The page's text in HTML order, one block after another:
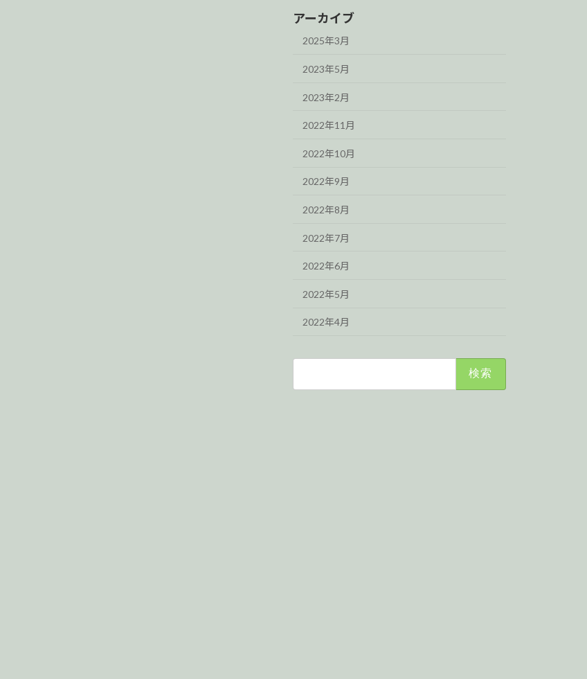
アーカイブ
2025年3月
2023年5月
2023年2月
2022年11月
2022年10月
2022年9月
2022年8月
2022年7月
2022年6月
2022年5月
2022年4月